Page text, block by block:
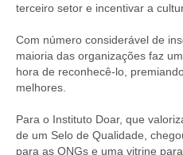
terceiro setor e incentivar a
Com número considerável de
maioria das organizações faz
hora de reconhecê-lo,
melhores.
Para o Instituto Doar, que
de um Selo de Qualidade,
para as ONGs e uma vitrine